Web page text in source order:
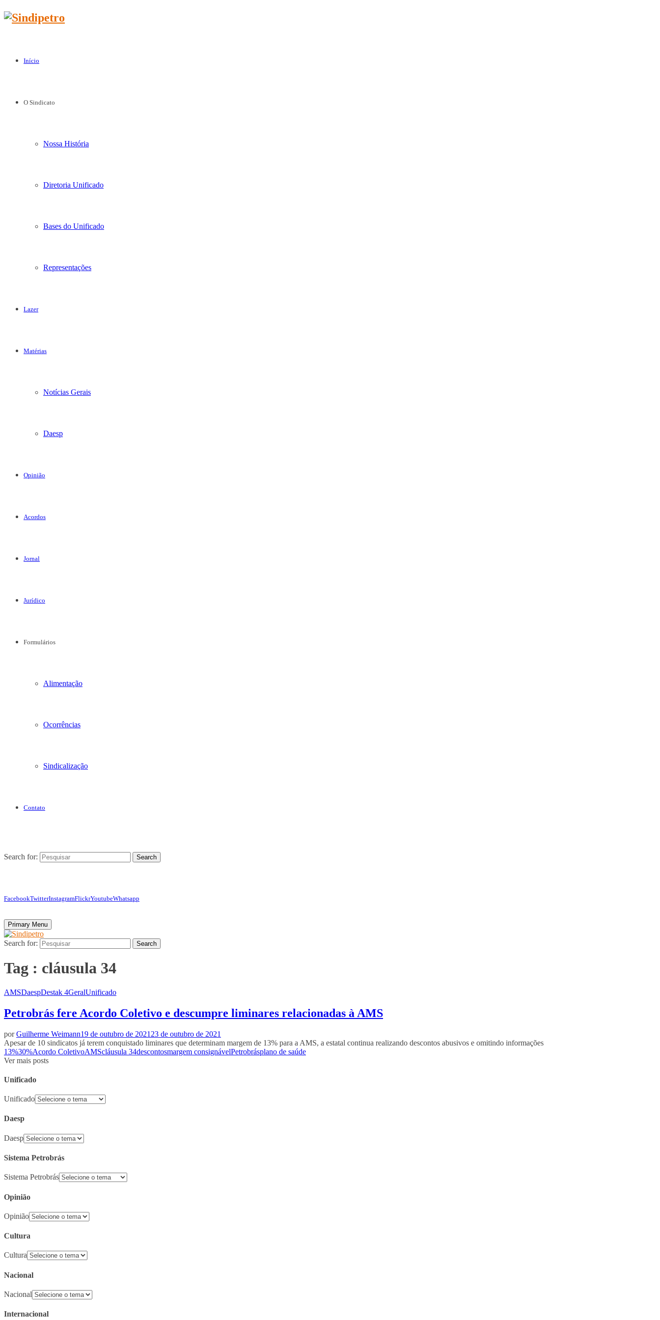
Início
O Sindicato
Nossa História
Diretoria Unificado
Bases do Unificado
Representações
Lazer
Matérias
Notícias Gerais
Daesp
Opinião
Acordos
Jornal
Jurídico
Formulários
Alimentação
Ocorrências
Sindicalização
Contato
Search for: Search
FacebookTwitterInstagramFlickrYoutubeWhatsapp
Primary Menu
Search for: Search
Tag : cláusula 34
AMSDaespDestak 4GeralUnificado
Petrobrás fere Acordo Coletivo e descumpre liminares relacionadas à AMS
porGuilherme Weimann19 de outubro de 2021 23 de outubro de 2021
Apesar de 10 sindicatos já terem conquistado liminares que determinam margem de 13% para a AMS, a estatal continua realizando descontos abusivos e omitindo informações
13%30%Acordo ColetivoAMScláusula 34descontosmargem consignávelPetrobrásplano de saúde
Ver mais posts
Unificado
Unificado
Daesp
Daesp
Sistema Petrobrás
Sistema Petrobrás
Opinião
Opinião
Cultura
Cultura
Nacional
Nacional
Internacional